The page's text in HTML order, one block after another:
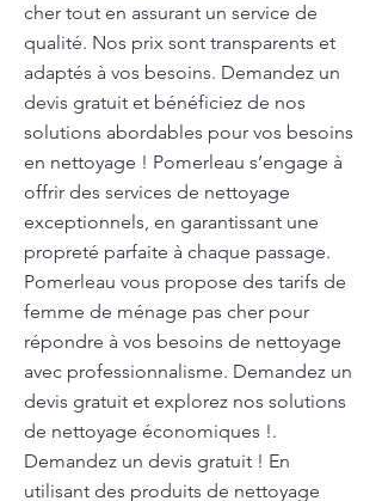
cher tout en assurant un service de
qualité. Nos prix sont transparents et
adaptés à vos besoins. Demandez un
devis gratuit et bénéficiez de nos
solutions abordables pour vos besoins
en nettoyage ! Pomerleau s’engage à
offrir des services de nettoyage
exceptionnels, en garantissant une
propreté parfaite à chaque passage.
Pomerleau vous propose des tarifs de
femme de ménage pas cher pour
répondre à vos besoins de nettoyage
avec professionnalisme. Demandez un
devis gratuit et explorez nos solutions
de nettoyage économiques !.
Demandez un devis gratuit ! En
utilisant des produits de nettoyage